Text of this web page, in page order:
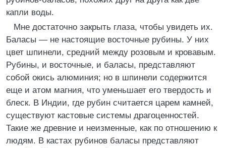
капли воды.
Мне достаточно закрыть глаза, чтобы увидеть их.
Баласы — не настоящие восточные рубины. У них
цвет шпинели, средний между розовым и кровавым.
Рубины, и восточные, и баласы, представляют
собой окись алюминия; но в шпинели содержится
еще и атом магния, что уменьшает его твердость и
блеск. В Индии, где рубин считается царем камней,
существуют кастовые системы драгоценностей.
Такие же древние и неизменные, как по отношению к
людям. В кастах рубинов баласы представляют